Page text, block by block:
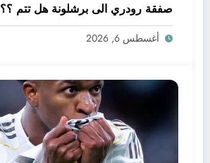
صفقة رودري الى برشلونة هل تتم ؟؟
أغسطس 6, 2026